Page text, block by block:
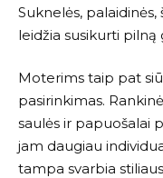
Suknelės, palaidinės,
leidžia susikurti
Moterims taip pat
pasirinkimas.
saulės ir papuošalai
jam daugiau
tampa svarbia